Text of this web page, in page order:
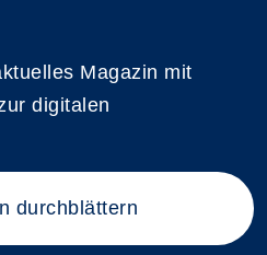
Magazin mit
digitalen
durchblättern